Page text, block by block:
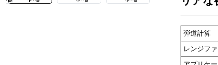
弾道計算
レンジフ